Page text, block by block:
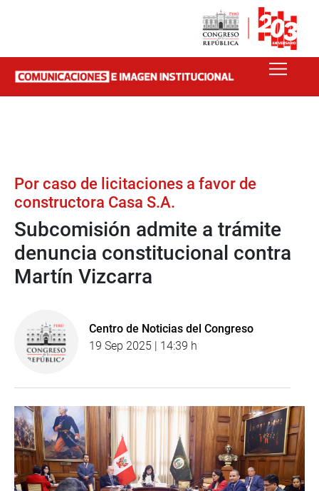
Por caso de licitaciones a favor de
constructora Casa S.A.
Subcomisión admite a trámite
denuncia constitucional contra
Martín Vizcarra
Centro de Noticias del Congreso
19 Sep 2025 | 14:39 h